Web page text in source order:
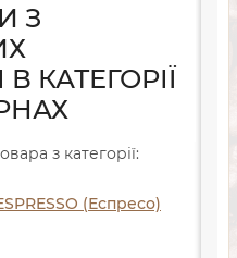
З
КАТЕГОРІЇ
з категорії:
(Еспресо)